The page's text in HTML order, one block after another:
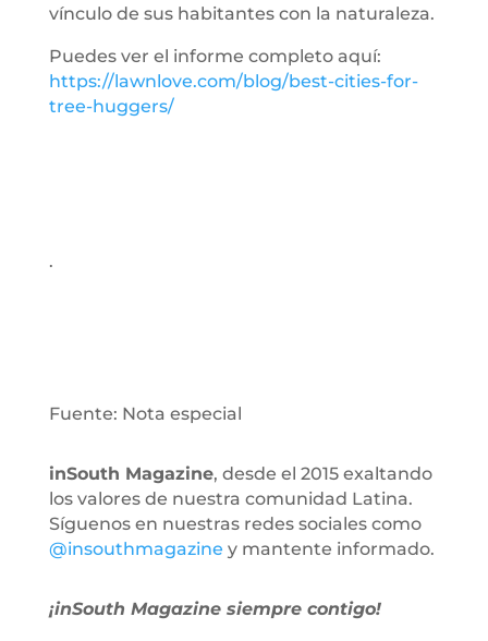
vínculo de sus habitantes con la naturaleza.
Puedes ver el informe completo aquí:
https://lawnlove.com/blog/best-cities-for-
tree-huggers/
.
Fuente: Nota especial
inSouth Magazine, desde el 2015 exaltando
los valores de nuestra comunidad Latina.
Síguenos en nuestras redes sociales como
@insouthmagazine y mantente informado.
¡inSouth Magazine siempre contigo!